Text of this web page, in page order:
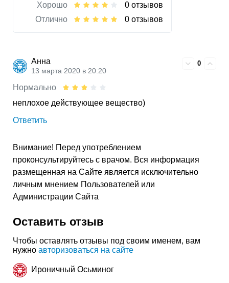
Хорошо
0 отзывов
Отлично
0 отзывов
Анна
13 марта 2020 в 20:20
0
Нормально
неплохое действующее вещество)
Ответить
Внимание! Перед употреблением
проконсультируйтесь с врачом. Вся информация
размещенная на Сайте является исключительно
личным мнением Пользователей или
Администрации Сайта
Оставить отзыв
Чтобы оставлять отзывы под своим именем, вам
нужно авторизоваться на сайте
Ироничный Осьминог